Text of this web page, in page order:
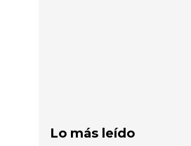
Lo más leído